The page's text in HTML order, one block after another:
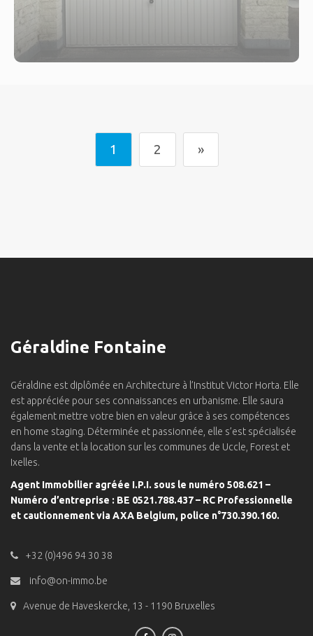
1 2 »
Géraldine Fontaine
Géraldine est diplômée en Architecture à l’Institut Victor Horta. Elle
est appréciée pour ses connaissances en urbanisme. Elle saura
également mettre votre bien en valeur grâce à ses compétences
en home staging. Déterminée et passionnée, elle s’est spécialisée
dans la vente et la location sur les communes de Uccle, Forest et
Ixelles.
Agent Immobilier agréée I.P.I. sous le numéro 508.621 –
Numéro d’entreprise : BE 0521.788.437 – RC Professionnelle
et cautionnement via AXA Belgium, police n°730.390.160.
+32 (0)496 94 30 38
info@on-immo.be
Avenue de Haveskercke, 13 - 1190 Bruxelles